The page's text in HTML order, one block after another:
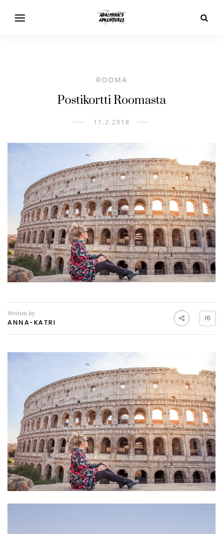
ROOMA
Postikortti Roomasta
11.2.2018
Written by
ANNA-KATRI 16